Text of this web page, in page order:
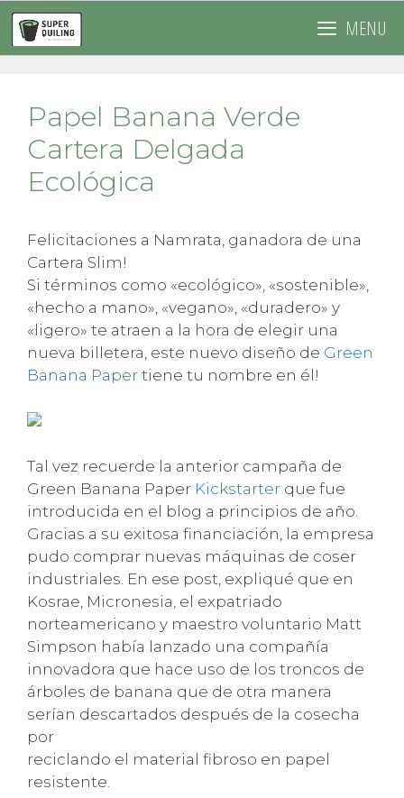
Saltar
contenido
MENU
Papel Banana Verde
Cartera Delgada
Ecológica
Felicitaciones a Namrata, ganadora de una
Cartera Slim!
Si términos como «ecológico», «sostenible»,
«hecho a mano», «vegano», «duradero» y
«ligero» te atraen a la hora de elegir una
nueva billetera, este nuevo diseño de Green
Banana Paper tiene tu nombre en él!
Tal vez recuerde la anterior campaña de
Green Banana Paper Kickstarter que fue
introducida en el blog a principios de año.
Gracias a su exitosa financiación, la empresa
pudo comprar nuevas máquinas de coser
industriales. En ese post, expliqué que en
Kosrae, Micronesia, el expatriado
norteamericano y maestro voluntario Matt
Simpson había lanzado una compañía
innovadora que hace uso de los troncos de
árboles de banana que de otra manera
serían descartados después de la cosecha
por
reciclando el material fibroso en papel
resistente.